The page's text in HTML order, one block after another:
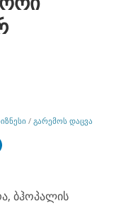
/ ᲒᲐᲠᲔᲛᲝᲡ ᲓᲐᲪᲕᲐ